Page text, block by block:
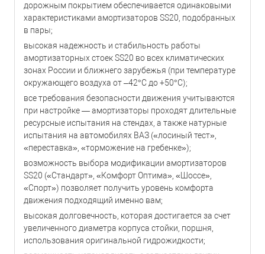
дорожным покрытием обеспечивается одинаковыми
характеристиками амортизаторов SS20, подобранных
в пары;
высокая надежность и стабильность работы
амортизаторных стоек SS20 во всех климатических
зонах России и ближнего зарубежья (при температуре
окружающего воздуха от –42°С до +50°С);
все требования безопасности движения учитываются
при настройке — амортизаторы проходят длительные
ресурсные испытания на стендах, а также натурные
испытания на автомобилях ВАЗ («лосиный тест»,
«переставка», «торможение на гребенке»);
возможность выбора модификации амортизаторов
SS20 («Стандарт», «Комфорт Оптима», «Шоссе»,
«Спорт») позволяет получить уровень комфорта
движения подходящий именно вам;
высокая долговечность, которая достигается за счет
увеличенного диаметра корпуса стойки, поршня,
использования оригинальной гидрожидкости;